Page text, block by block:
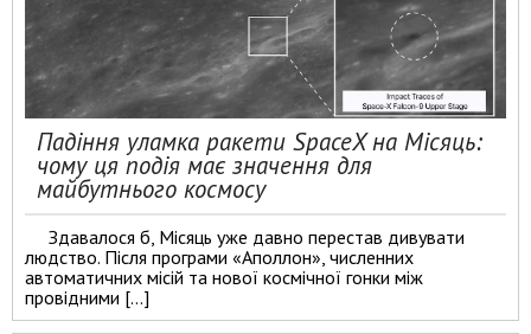
Падіння уламка ракети SpaceX на Місяць:
чому ця подія має значення для
майбутнього космосу
Здавалося б, Місяць уже давно перестав дивувати
людство. Після програми «Аполлон», численних
автоматичних місій та нової космічної гонки між
провідними […]